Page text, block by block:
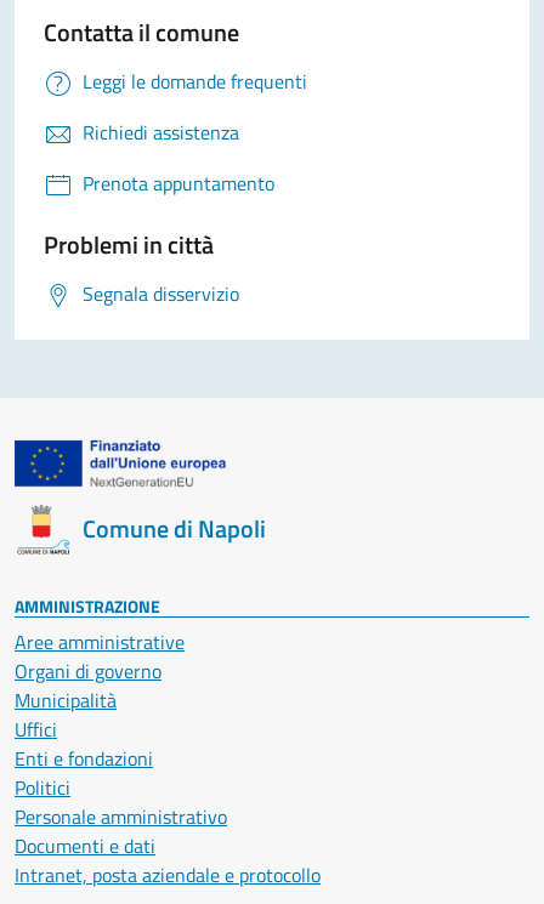
Contatta il comune
Leggi le domande frequenti
Richiedi assistenza
Prenota appuntamento
Problemi in città
Segnala disservizio
Comune di Napoli
AMMINISTRAZIONE
Aree amministrative
Organi di governo
Municipalità
Uffici
Enti e fondazioni
Politici
Personale amministrativo
Documenti e dati
Intranet, posta aziendale e protocollo